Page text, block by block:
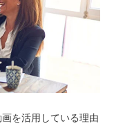
を活用している理由